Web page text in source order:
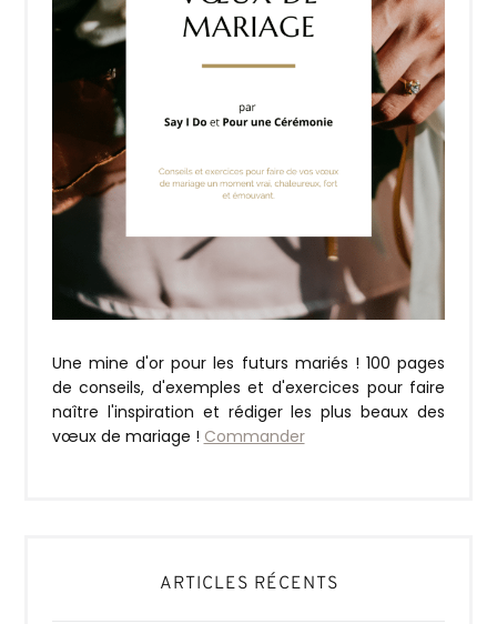
Une mine d'or pour les futurs mariés ! 100 pages
de conseils, d'exemples et d'exercices pour faire
naître l'inspiration et rédiger les plus beaux des
vœux de mariage ! Commander
ARTICLES RÉCENTS